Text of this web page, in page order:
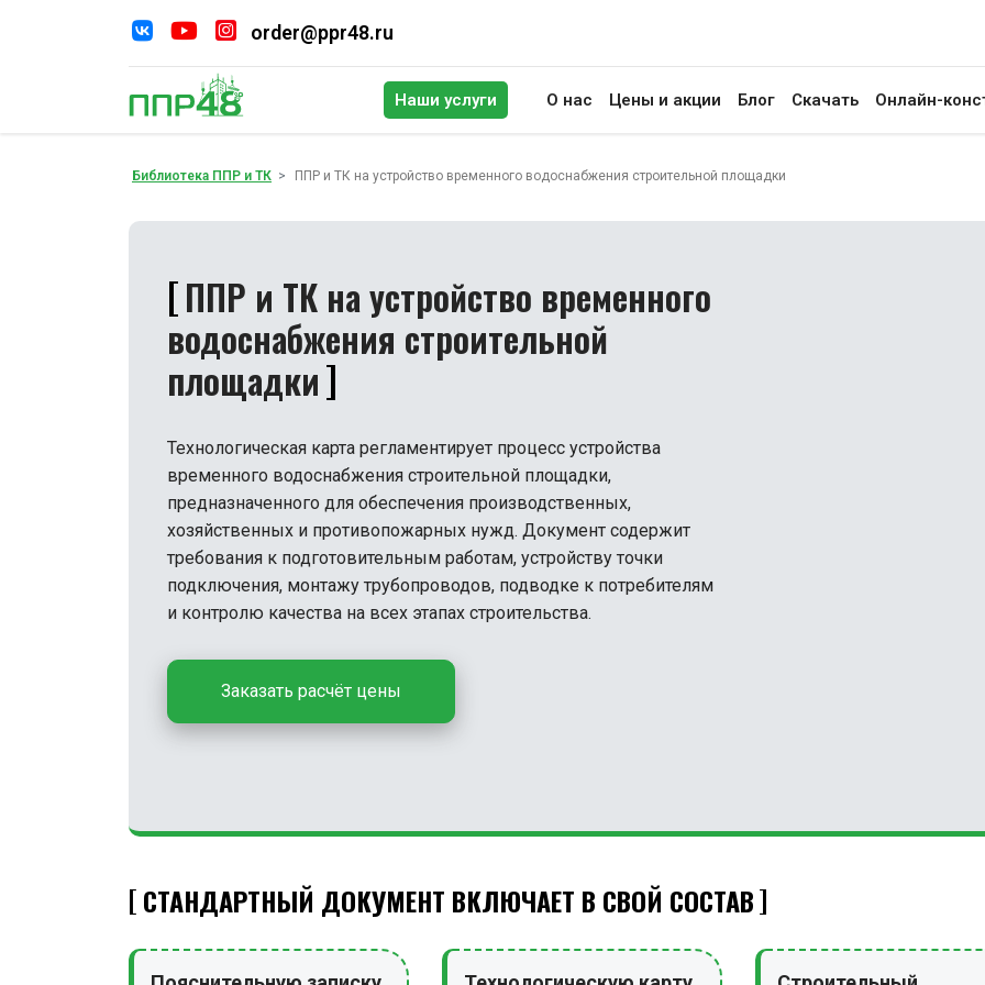
order@ppr48.ru
Наши услуги О нас Цены и акции Блог Скачать Онлайн-
Библиотека ППР и ТК ППР и ТК на устройство временного водоснабжения строительной площадки
ППР и ТК на устройство временного
водоснабжения строительной
площадки
Технологическая карта регламентирует процесс устройства
временного водоснабжения строительной площадки,
предназначенного для обеспечения производственных,
хозяйственных и противопожарных нужд. Документ содержит
требования к подготовительным работам, устройству точки
подключения, монтажу трубопроводов, подводке к потребителям
и контролю качества на всех этапах строительства.
Заказать расчёт цены
СТАНДАРТНЫЙ ДОКУМЕНТ ВКЛЮЧАЕТ В СВОЙ СОСТАВ
Поиск